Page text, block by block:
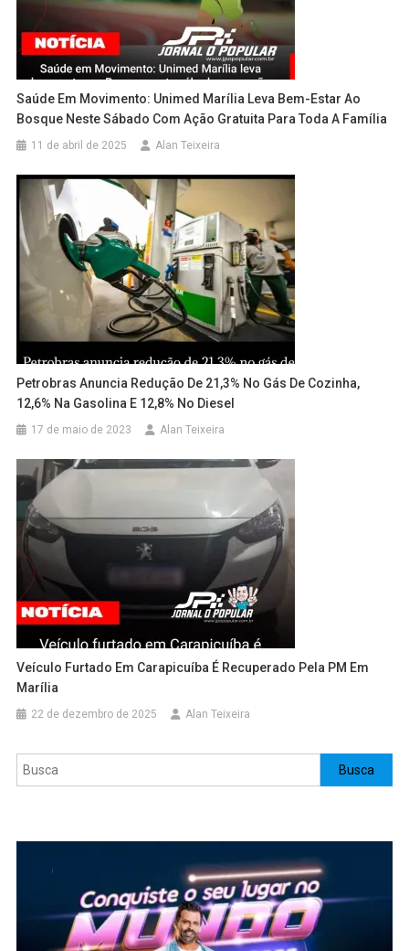
Saúde Em Movimento: Unimed Marília Leva Bem-Estar Ao
Bosque Neste Sábado Com Ação Gratuita Para Toda A Família
11 de abril de 2025 Alan Teixeira
Petrobras Anuncia Redução De 21,3% No Gás De Cozinha,
12,6% Na Gasolina E 12,8% No Diesel
17 de maio de 2023 Alan Teixeira
Veículo Furtado Em Carapicuíba É Recuperado Pela PM Em
Marília
22 de dezembro de 2025 Alan Teixeira
Pesquisar Busca